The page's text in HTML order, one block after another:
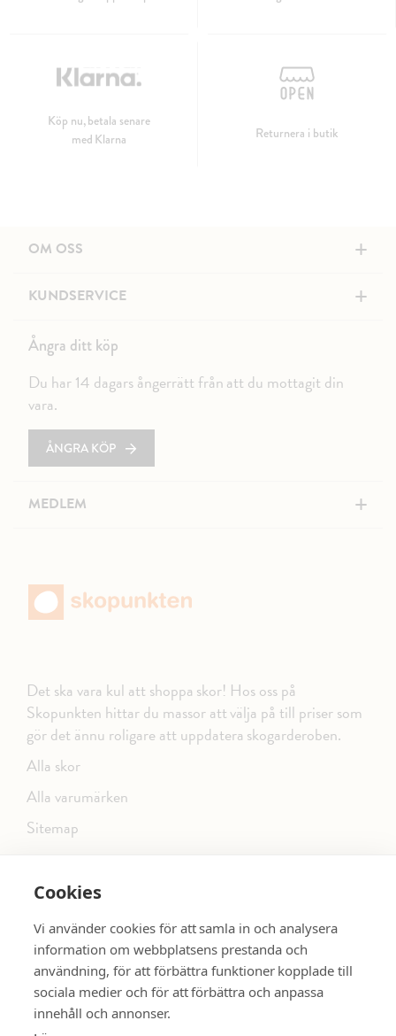
Cookies
Vi använder cookies för att samla in och analysera
information om webbplatsens prestanda och
användning, för att förbättra funktioner kopplade till
sociala medier och för att förbättra och anpassa
innehåll och annonser.
Köp nu, betala senare
med Klarna
Returnera i butik
OM OSS +
KUNDSERVICE +
Ångra ditt köp
Du har 14 dagars ångerrätt från att du mottagit din
vara.
ÅNGRA KÖP
MEDLEM +
Det ska vara kul att shoppa skor! Hos oss på
Skopunkten hittar du massor att välja på till priser som
gör det ännu roligare att uppdatera skogarderoben.
Alla skor
Alla varumärken
Sitemap
FÖLJ OSS PÅ SOCIALA MEDIER
SE MER SKOR: dinsko.se